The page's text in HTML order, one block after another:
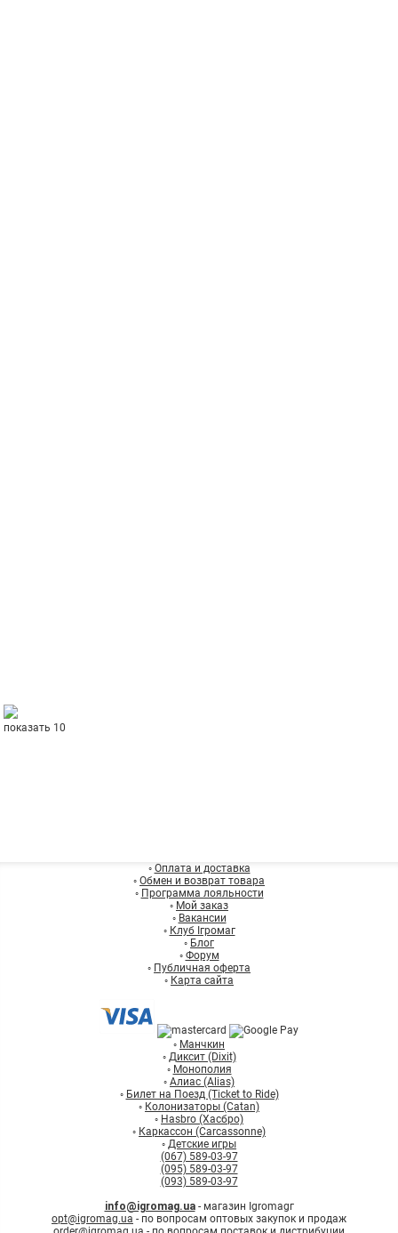
показать 10
◦ Оплата и доставка
◦ Обмен и возврат товара
◦ Программа лояльности
◦ Мой заказ
◦ Вакансии
◦ Клуб Ігромаг
◦ Блог
◦ Форум
◦ Публичная оферта
◦ Карта сайта
◦ Манчкин
◦ Диксит (Dixit)
◦ Монополия
◦ Алиас (Alias)
◦ Билет на Поезд (Ticket to Ride)
◦ Колонизаторы (Catan)
◦ Hasbro (Хасбро)
◦ Каркассон (Carcassonne)
◦ Детские игры
(067) 589-03-97
(095) 589-03-97
(093) 589-03-97
info@igromag.ua- магазин Igromagг
opt@igromag.ua - по вопросам оптовых закупок и продаж